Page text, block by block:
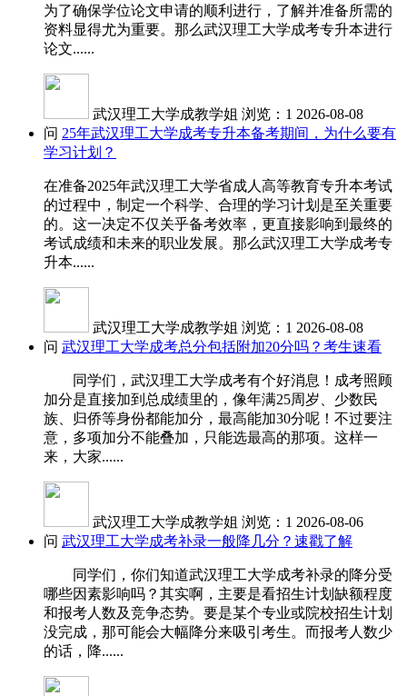
为了确保学位论文申请的顺利进行，了解并准备所需的
资料显得尤为重要。那么武汉理工大学成考专升本进行
论文......
武汉理工大学成教学姐 浏览：1 2026-08-08
问 25年武汉理工大学成考专升本备考期间，为什么要有
学习计划？
在准备2025年武汉理工大学省成人高等教育专升本考试
的过程中，制定一个科学、合理的学习计划是至关重要
的。这一决定不仅关乎备考效率，更直接影响到最终的
考试成绩和未来的职业发展。那么武汉理工大学成考专
升本......
武汉理工大学成教学姐 浏览：1 2026-08-08
问 武汉理工大学成考总分包括附加20分吗？考生速看
同学们，武汉理工大学成考有个好消息！成考照顾
加分是直接加到总成绩里的，像年满25周岁、少数民
族、归侨等身份都能加分，最高能加30分呢！不过要注
意，多项加分不能叠加，只能选最高的那项。这样一
来，大家......
武汉理工大学成教学姐 浏览：1 2026-08-06
问 武汉理工大学成考补录一般降几分？速戳了解
同学们，你们知道武汉理工大学成考补录的降分受
哪些因素影响吗？其实啊，主要是看招生计划缺额程度
和报考人数及竞争态势。要是某个专业或院校招生计划
没完成，那可能会大幅降分来吸引考生。而报考人数少
的话，降......